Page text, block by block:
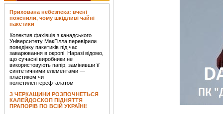
Прихована небезпека: вчені
пояснили, чому шкідливі чайні
пакетики
Колектив фахівців з канадського
Університету МакГілла перевірили
поведінку пакетиків під час
заварювання в окропі. Наразі відомо,
що сучасні виробники не
використовують папір, замінивши її
синтетичними елементами —
пластиком чи
поліетилентерефталатом
З ЧЕРКАЩИНИ РОЗПОЧНЕТЬСЯ
КАЛЕЙДОСКОП ПІДНЯТТЯ
ПРАПОРІВ ПО ВСІЙ УКРАЇНІ!